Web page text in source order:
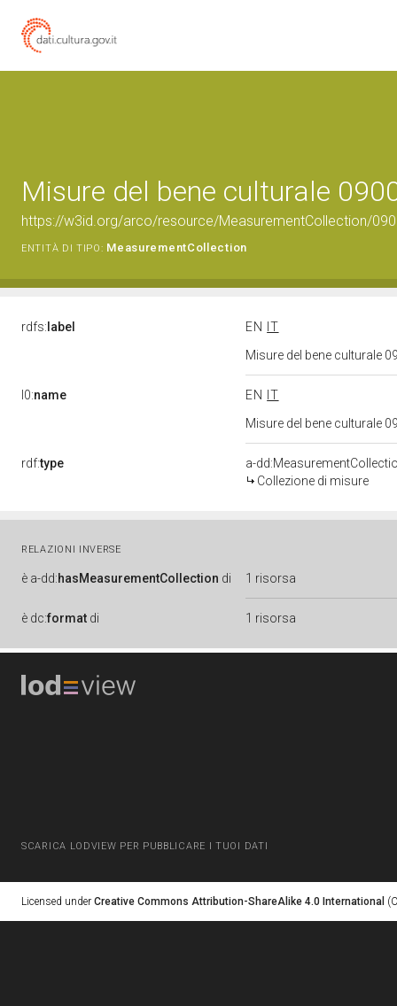
Misure del bene culturale
https://w3id.org/arco/resource/MeasurementCollection/
ENTITÀ DI TIPO: MeasurementCollection
rdfs: label EN
IT
Misure del bene culturale
l0:name EN
IT
Misure del bene culturale
rdf:type
a-
Collezione di misure
RELAZIONI INVERSE
è a-dd:hasMeasurementCollection di 1 risorsa
è dc:format di 1 risorsa
SCARICA LODVIEW PER PUBBLICARE I TUOI DATI
Licensed under Creative Commons Attribution-ShareAlike 4.0 International